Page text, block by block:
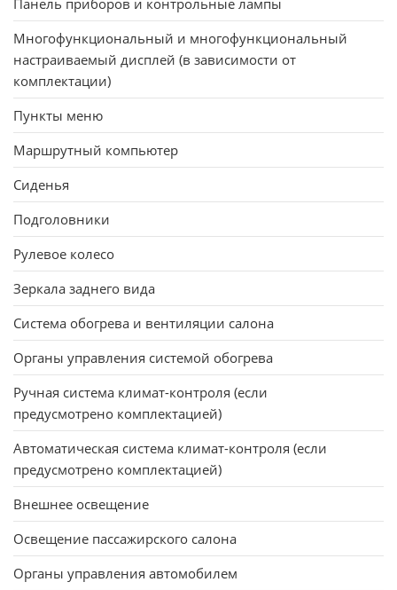
Многофункциональный и многофункциональный
настраиваемый дисплей (в зависимости от
комплектации)
Пункты меню
Маршрутный компьютер
Сиденья
Подголовники
Рулевое колесо
Зеркала заднего вида
Система обогрева и вентиляции салона
Органы управления системой обогрева
Ручная система климат-контроля (если
предусмотрено комплектацией)
Автоматическая система климат-контроля (если
предусмотрено комплектацией)
Внешнее освещение
Освещение пассажирского салона
Органы управления автомобилем